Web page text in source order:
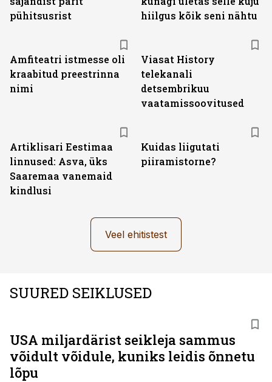
pühitsusrist
hiilgus kõik seni nähtu
Amfiteatri istmesse oli
kraabitud preestrinna
nimi
Viasat History
telekanali
detsembrikuu
vaatamissoovitused
Artiklisari Eestimaa
linnused: Asva, üks
Saaremaa vanemaid
kindlusi
Kuidas liigutati
piiramistorne?
Veel ehitistest
SUURED SEIKLUSED
USA miljardärist seikleja sammus
võidult võidule, kuniks leidis õnnetu
lõpu